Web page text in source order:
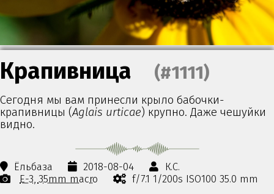
Крапивница (#1111)
Сегодня мы вам принесли крыло бабочки-
крапивницы (Aglais urticae) крупно. Даже чешуйки
видно.
Ёльбаза 2018-08-04
К.С.
E-3 35mm macro
f/7.1 1/200s ISO100 35.0 mm